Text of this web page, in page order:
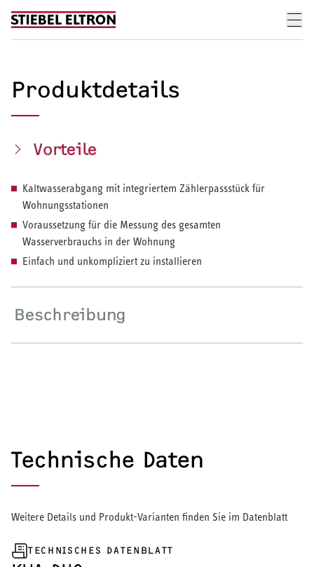
HEIZEN UND KÜHLEN
Elektroheizung
Produktdetails
Vorteile
Kaltwasserabgang mit integriertem Zählerpassstück für
Wohnungsstationen
Voraussetzung für die Messung des gesamten
Wasserverbrauchs in der Wohnung
Einfach und unkompliziert zu installieren
Beschreibung
Technische Daten
Weitere Details und Produkt-Varianten finden Sie im Datenblatt
TECHNISCHES DATENBLATT